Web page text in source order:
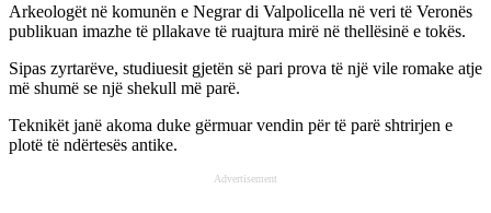
Arkeologët në komunën e Negrar di Valpolicella në veri të Veronës
publikuan imazhe të pllakave të ruajtura mirë në thellësinë e tokës.
Sipas zyrtarëve, studiuesit gjetën së pari prova të një vile romake atje
më shumë se një shekull më parë.
Teknikët janë akoma duke gërmuar vendin për të parë shtrirjen e
plotë të ndërtesës antike.
Advertisement